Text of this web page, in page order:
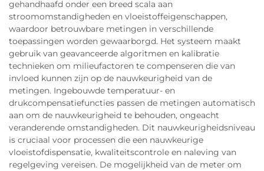
gehandhaafd onder een breed scala aan
stroomomstandigheden en vloeistoffeigenschappen,
waardoor betrouwbare metingen in verschillende
toepassingen worden gewaarborgd. Het systeem maakt
gebruik van geavanceerde algoritmen en kalibratie
technieken om milieufactoren te compenseren die van
invloed kunnen zijn op de nauwkeurigheid van de
metingen. Ingebouwde temperatuur- en
drukcompensatiefuncties passen de metingen automatisch
aan om de nauwkeurigheid te behouden, ongeacht
veranderende omstandigheden. Dit nauwkeurigheidsniveau
is cruciaal voor processen die een nauwkeurige
vloeistofdispensatie, kwaliteitscontrole en naleving van
regelgeving vereisen. De mogelijkheid van de meter om